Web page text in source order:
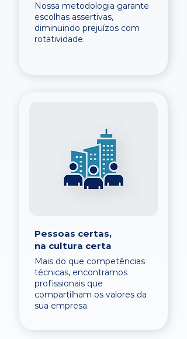
Nossa metodologia garante
escolhas assertivas,
diminuindo prejuízos com
rotatividade.
Pessoas certas,
na cultura certa
Mais do que competências
técnicas, encontramos
profissionais que
compartilham os valores da
sua empresa.